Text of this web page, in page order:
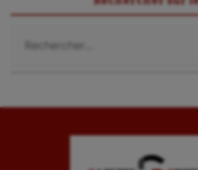
Sport handicap